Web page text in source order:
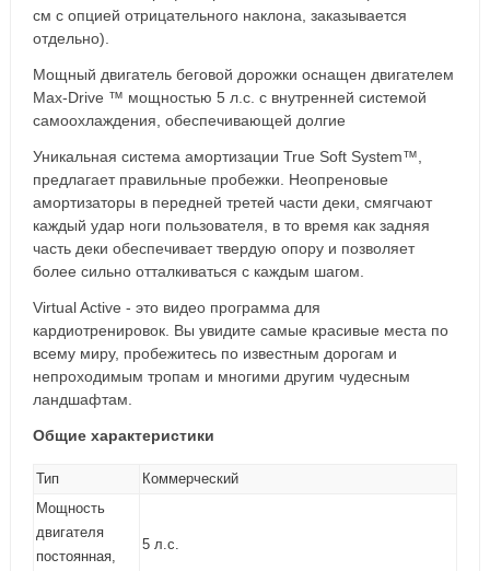
см с опцией отрицательного наклона, заказывается
отдельно).
Мощный двигатель беговой дорожки оснащен двигателем
Max-Drive ™ мощностью 5 л.с. с внутренней системой
самоохлаждения, обеспечивающей долгие
Уникальная система амортизации True Soft System™,
предлагает правильные пробежки. Неопреновые
амортизаторы в передней третей части деки, смягчают
каждый удар ноги пользователя, в то время как задняя
часть деки обеспечивает твердую опору и позволяет
более сильно отталкиваться с каждым шагом.
Virtual Active - это видео программа для
кардиотренировок. Вы увидите самые красивые места по
всему миру, пробежитесь по известным дорогам и
непроходимым тропам и многими другим чудесным
ландшафтам.
Общие характеристики
Тип
Коммерческий
Мощность
двигателя
постоянная,
5 л.с.